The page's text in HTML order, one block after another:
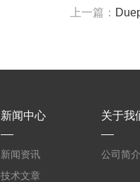
上一篇：
新闻中心
新闻资讯
技术文章
关于我
公司简介